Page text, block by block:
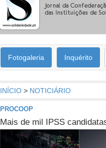
Fotogaleria Inquérito
INÍCIO > NOTICIÁRIO
PROCOOP
Mais de mil IPSS